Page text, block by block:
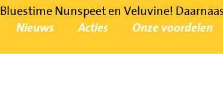
Nieuws Acties Onze voordelen
Nunspeet en Veluvine!